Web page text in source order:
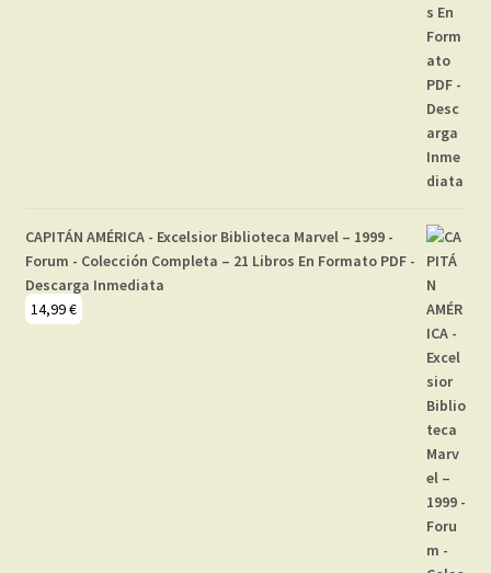
CAPITÁN AMÉRICA - Excelsior Biblioteca Marvel – 1999 -
Forum - Colección Completa – 21 Libros En Formato PDF -
Descarga Inmediata
14,99€